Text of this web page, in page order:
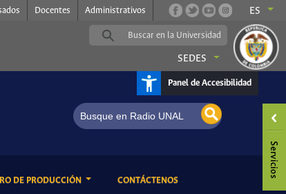
Docentes Administrativos ES
SEDES
Panel de Accesibilidad
DE PRODUCCIÓN CONTÁCTENOS(CURRENT)